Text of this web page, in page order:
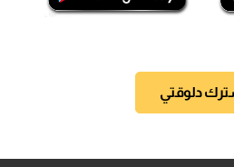
دلوقتي